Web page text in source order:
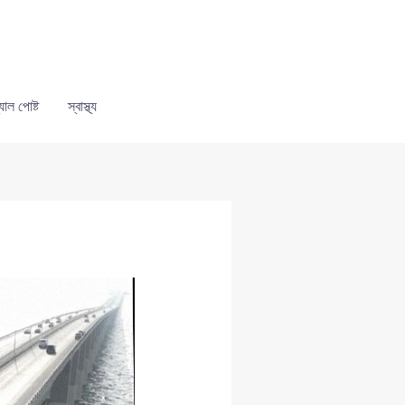
পোষ্ট স্বাস্থ্য